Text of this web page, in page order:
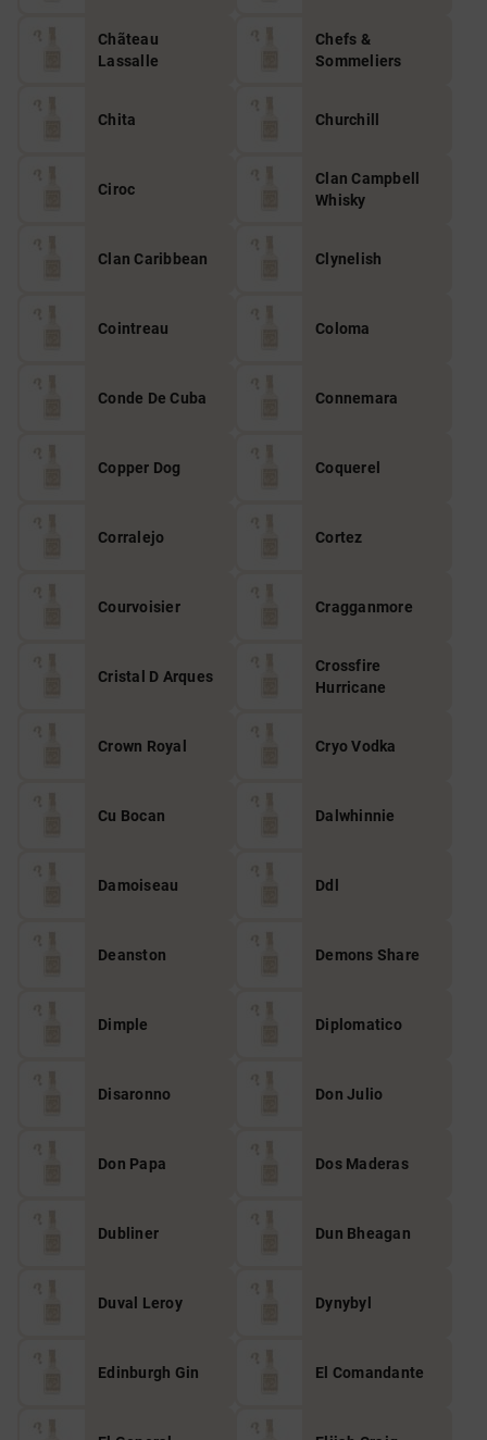
Chãteau
Lassalle
Chefs &
Sommeliers
Chita Churchill
Ciroc
Clan Campbell
Whisky
Clan Caribbean Clynelish
Cointreau Coloma
Conde De Cuba Connemara
Copper Dog Coquerel
Corralejo Cortez
Courvoisier Cragganmore
Cristal D Arques
Crossfire
Hurricane
Crown Royal Cryo Vodka
Cu Bocan Dalwhinnie
Damoiseau Ddl
Deanston Demons Share
Dimple Diplomatico
Disaronno Don Julio
Don Papa Dos Maderas
Dubliner Dun Bheagan
Duval Leroy Dynybyl
Edinburgh Gin El Comandante